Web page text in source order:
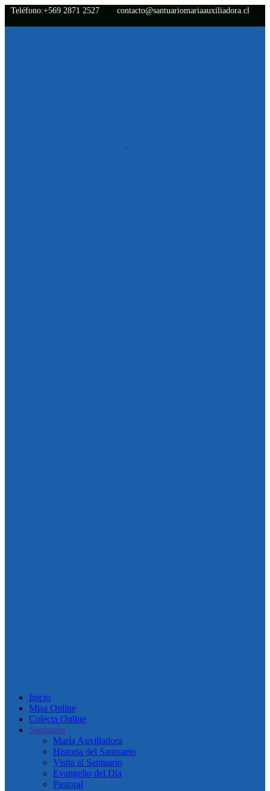
Teléfono:+569 2871 2527 contacto@santuariomariaauxiliadora.cl
Inicio
Misa Online
Colecta Online
Santuario
María Auxiliadora
Historia del Santuario
Visita al Santuario
Evangelio del Día
Pastoral